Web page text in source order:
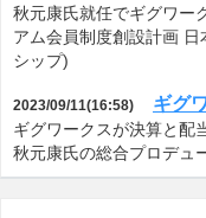
秋元康氏就任でギグワー
アム会員制度創設計画
シップ)
2023/09/11(16:58) ギグ
ギグワークスが決算と配
秋元康氏の総合プロデュ